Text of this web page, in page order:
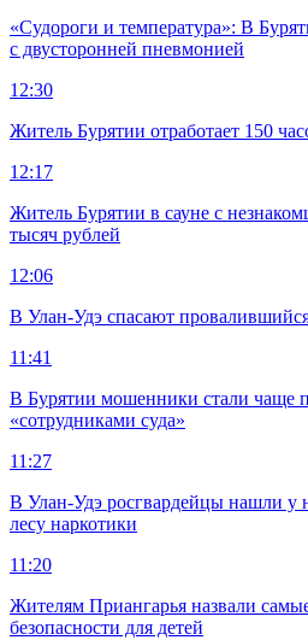
«Судороги и температура»: В
с двусторонней пневмонией
12:30
Житель Бурятии отработает 150
12:17
Житель Бурятии в сауне с
тысяч рублей
12:06
В Улан-Удэ спасают
11:41
В Бурятии мошенники стали чаще
«сотрудниками суда»
11:27
В Улан-Удэ росгвардейцы нашли у
лесу наркотики
11:20
Жителям Приангарья назвали
безопасности для детей